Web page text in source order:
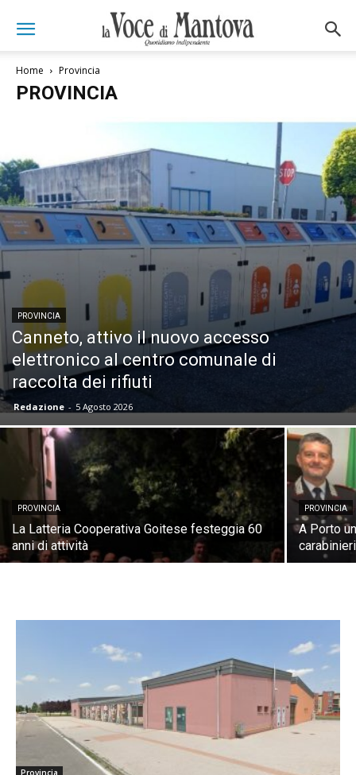
Home Provincia
PROVINCIA
PROVINCIA
Canneto, attivo il nuovo accesso
elettronico al centro comunale di
raccolta dei rifiuti
Redazione - 5 Agosto 2026
PROVINCIA
La Latteria Cooperativa Goitese festeggia 60
anni di attività
PROVINCIA
A Porto
Provincia